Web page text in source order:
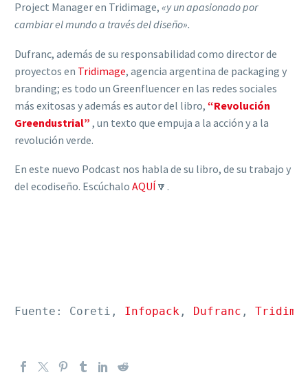
Project Manager en Tridimage, «y un apasionado por
cambiar el mundo a través del diseño».
Dufranc, además de su responsabilidad como director de
proyectos en Tridimage, agencia argentina de packaging y
branding; es todo un Greenfluencer en las redes sociales
más exitosas y además es autor del libro, “Revolución
Greendustrial” , un texto que empuja a la acción y a la
revolución verde.
En este nuevo Podcast nos habla de su libro, de su trabajo y
del ecodiseño. Escúchalo AQUÍ 🔽.
Fuente: Coreti, Infopack , Dufranc ,